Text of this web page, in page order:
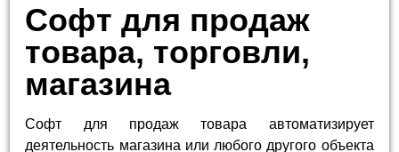
Софт для продаж
товара, торговли,
магазина
Софт для продаж товара автоматизирует
деятельность магазина или любого другого объекта